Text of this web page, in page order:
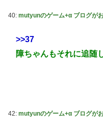
40: mutyunのゲーム+α ブログがお
>>37
障ちゃんもそれに追随
42: mutyunのゲーム+α ブログがお